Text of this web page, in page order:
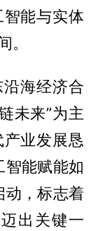
能与实体
。
海经济合
未来”为主
业发展恳
智能赋能如
动，标志着
出关键一